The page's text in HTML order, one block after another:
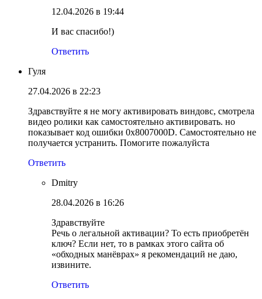
12.04.2026 в 19:44
И вас спасибо!)
Ответить
Гуля
27.04.2026 в 22:23
Здравствуйте я не могу активировать виндовс, смотрела
видео ролики как самостоятельно активировать. но
показывает код ошибки 0x8007000D. Самостоятельно не
получается устранить. Помогите пожалуйста
Ответить
Dmitry
28.04.2026 в 16:26
Здравствуйте
Речь о легальной активации? То есть приобретён
ключ? Если нет, то в рамках этого сайта об
«обходных манёврах» я рекомендаций не даю,
извините.
Ответить